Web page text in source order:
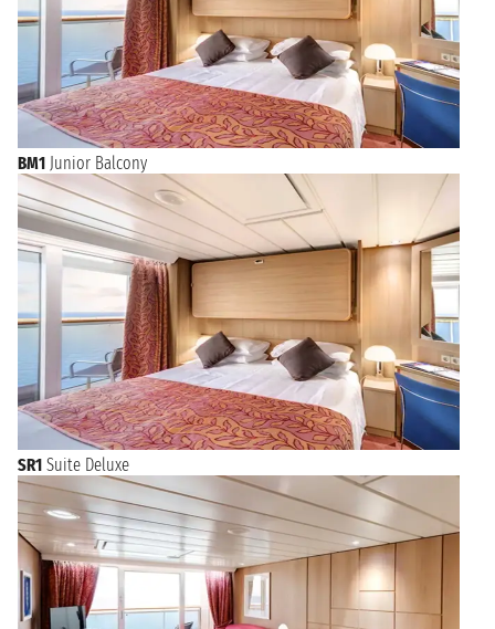
BM1 Junior Balcony
SR1 Suite Deluxe